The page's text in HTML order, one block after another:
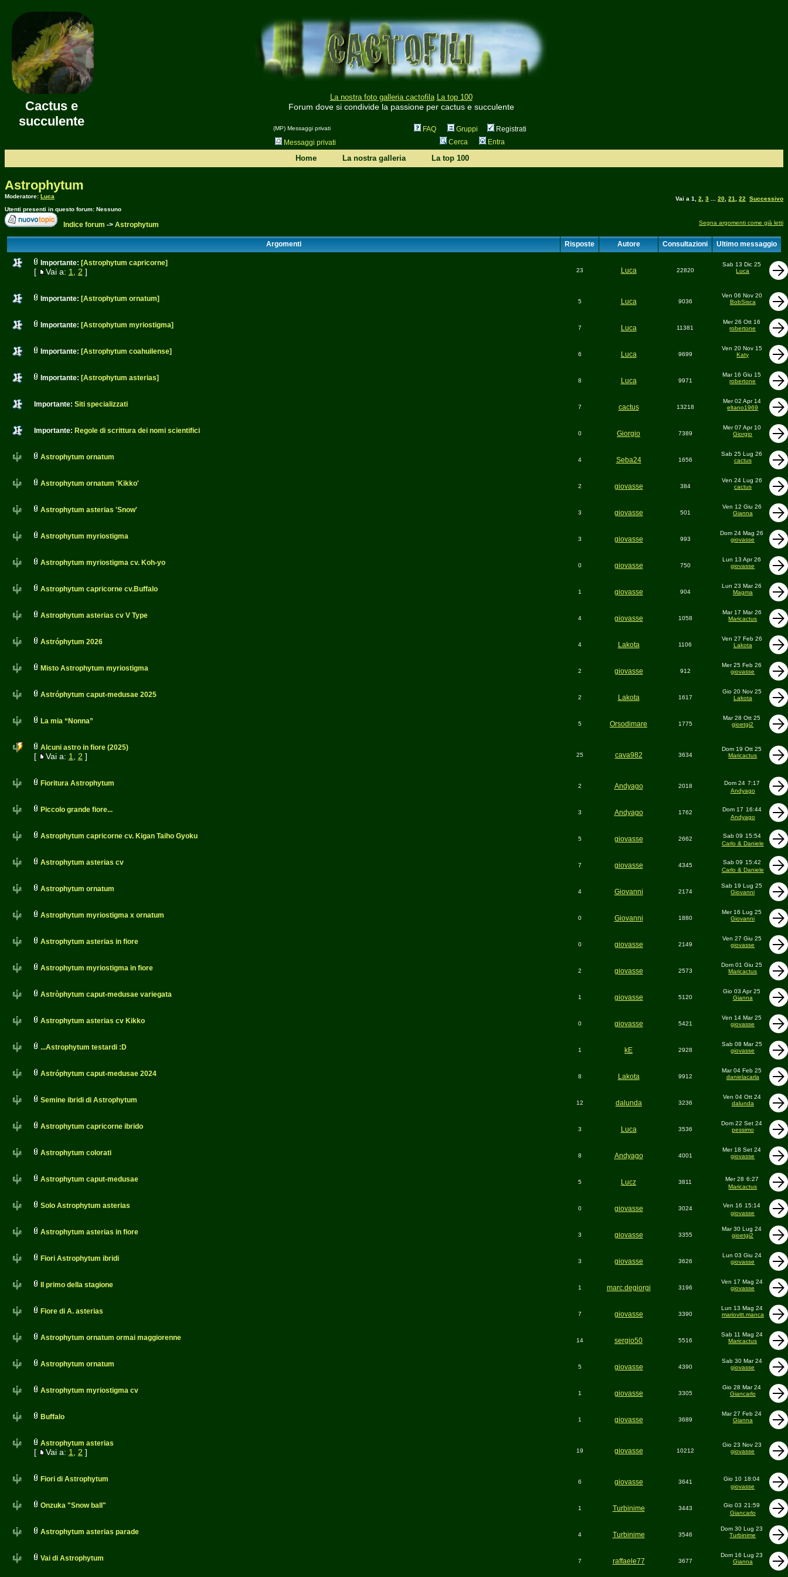
Cactus e
succulente
La nostra foto galleria cactofila La top 100
Forum dove si condivide la passione per cactus e succulente
(MP) Messaggi privati FAQ Gruppi
Registrati
Messaggi privati
Cerca Entra
Home La nostra galleria La top 100
Astrophytum
Moderatore: Luca
Utenti presenti in questo forum: Nessuno
Vai a 1 2 3 20 21 22 Successivo
Indice forum -> Astrophytum Segna argomenti come già letti
Argomenti Risposte Autore Consultazioni Ultimo messaggio
Importante: [Astrophytum capricorne]
[ Vai a: 1 2 ] 23 Luca 22820
Sab 13 Dic 25
Luca
Importante: [Astrophytum ornatum] 5 Luca 9036
Ven 06 Nov 20
BobSisca
Importante: [Astrophytum myriostigma] 7 Luca 11381
Mer 26 Ott 16
robertone
Importante: [Astrophytum coahuilense] 6 Luca 9699
Ven 20 Nov 15
Katy
Importante: [Astrophytum asterias] 8 Luca 9971
Mar 16 Giu 15
robertone
Importante: Siti specializzati 7 cactus 13218
Mer 02 Apr 14
eltano1969
Importante: Regole di scrittura dei nomi scientifici 0 Giorgio 7389
Mer 07 Apr 10
Giorgio
Astrophytum ornatum 4 Seba24 1656
Sab 25 Lug 26
cactus
Astrophytum ornatum 'Kikko' 2 giovasse 384
Ven 24 Lug 26
cactus
Astrophytum asterias 'Snow' 3 giovasse 501
Ven 12 Giu 26
Gianna
Astrophytum myriostigma 3 giovasse 993
Dom 24 Mag 26
giovasse
Astrophytum myriostigma cv. Koh-yo 0 giovasse 750
Lun 13 Apr 26
giovasse
Astrophytum capricorne cv.Buffalo 1 giovasse 904
Lun 23 Mar 26
Magma
Astrophytum asterias cv V Type 4 giovasse 1058
Mar 17 Mar 26
Maricactus
Astróphytum 2026 4 Lakota 1106
Ven 27 Feb 26
Lakota
Misto Astrophytum myriostigma 2 giovasse 912
Mer 25 Feb 26
giovasse
Astróphytum caput-medusae 2025 2 Lakota 1617
Gio 20 Nov 25
Lakota
La mia “Nonna” 5 Orsodimare 1775
Mar 28 Ott 25
gioetgi2
Alcuni astro in fiore (2025)
[ Vai a: 1 2 ] 25 cava982 3634
Dom 19 Ott 25
Maricactus
Fioritura Astrophytum 2 Andyago 2018 Dom 24 7:17
Andyago
Piccolo grande fiore... 3 Andyago 1762 Dom 17 16:44
Andyago
Astrophytum capricorne cv. Kigan Taiho Gyoku 5 giovasse 2662 Sab 09 15:54
Carlo & Daniele
Astrophytum asterias cv 7 giovasse 4345 Sab 09 15:42
Carlo & Daniele
Astrophytum ornatum 4 Giovanni 2174
Sab 19 Lug 25
Giovanni
Astrophytum myriostigma x ornatum 0 Giovanni 1880
Mer 16 Lug 25
Giovanni
Astrophytum asterias in fiore 0 giovasse 2149
Ven 27 Giu 25
giovasse
Astrophytum myriostigma in fiore 2 giovasse 2573
Dom 01 Giu 25
Maricactus
Astròphytum caput-medusae variegata 1 giovasse 5120
Gio 03 Apr 25
Gianna
Astrophytum asterias cv Kikko 0 giovasse 5421
Ven 14 Mar 25
giovasse
...Astrophytum testardi :D 1 kE 2928
Sab 08 Mar 25
giovasse
Astróphytum caput-medusae 2024 8 Lakota 9912
Mar 04 Feb 25
danielacarla
Semine ibridi di Astrophytum 12 dalunda 3236
Ven 04 Ott 24
dalunda
Astrophytum capricorne ibrido 3 Luca 3536
Dom 22 Set 24
pessimo
Astrophytum colorati 8 Andyago 4001
Mer 18 Set 24
giovasse
Astrophytum caput-medusae 5 Lucz 3811 Mer 28 6:27
Maricactus
Solo Astrophytum asterias 0 giovasse 3024 Ven 16 15:14
giovasse
Astrophytum asterias in fiore 3 giovasse 3355
Mar 30 Lug 24
gioetgi2
Fiori Astrophytum ibridi 3 giovasse 3626
Lun 03 Giu 24
giovasse
Il primo della stagione 1 marc.degiorgi 3196
Ven 17 Mag 24
giovasse
Fiore di A. asterias 7 giovasse 3390
Lun 13 Mag 24
mariovitt.manca
Astrophytum ornatum ormai maggiorenne 14 sergio50 5516
Sab 11 Mag 24
Maricactus
Astrophytum ornatum 5 giovasse 4390
Sab 30 Mar 24
giovasse
Astrophytum myriostigma cv 1 giovasse 3305
Gio 28 Mar 24
Giancarlo
Buffalo 1 giovasse 3689
Mar 27 Feb 24
Gianna
Astrophytum asterias
[ Vai a: 1 2 ] 19 giovasse 10212
Gio 23 Nov 23
giovasse
Fiori di Astrophytum 6 giovasse 3641 Gio 10 18:04
giovasse
Onzuka "Snow ball" 1 Turbinime 3443 Gio 03 21:59
Giancarlo
Astrophytum asterias parade 4 Turbinime 3546
Dom 30 Lug 23
Turbinime
Vai di Astrophytum 7 raffaele77 3677
Dom 16 Lug 23
Gianna